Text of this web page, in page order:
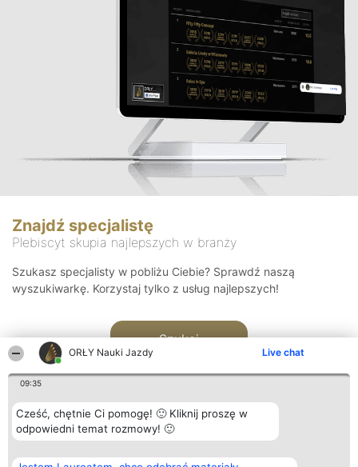
ORŁY Nauki Jazdy Live chat
09:35
Cześć, chętnie Ci pomogę! 🙂 Kliknij proszę w
odpowiedni temat rozmowy! 🙂
Znajdź specjalistę
Plebiscyt skupia najlepszych w branży
Szukasz specjalisty w pobliżu Ciebie? Sprawdź naszą
wyszukiwarkę. Korzystaj tylko z usług najlepszych!
Szukaj
Organizator plebiscytu Plebiscyt Kontakt